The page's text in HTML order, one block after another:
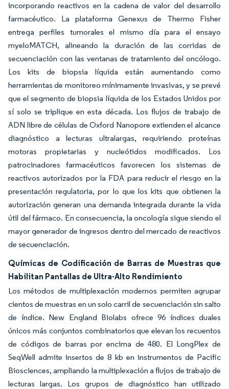
incorporando reactivos en la cadena de valor del desarrollo
farmacéutico. La plataforma Genexus de Thermo Fisher
entrega perfiles tumorales el mismo día para el ensayo
myeloMATCH, alineando la duración de las corridas de
secuenciación con las ventanas de tratamiento del oncólogo.
Los kits de biopsia líquida están aumentando como
herramientas de monitoreo mínimamente invasivas, y se prevé
que el segmento de biopsia líquida de los Estados Unidos por
sí solo se triplique en esta década. Los flujos de trabajo de
ADN libre de células de Oxford Nanopore extienden el alcance
diagnóstico a lecturas ultralargas, requiriendo proteínas
motoras propietarias y nucleótidos modificados. Los
patrocinadores farmacéuticos favorecen los sistemas de
reactivos autorizados por la FDA para reducir el riesgo en la
presentación regulatoria, por lo que los kits que obtienen la
autorización generan una demanda integrada durante la vida
útil del fármaco. En consecuencia, la oncología sigue siendo el
mayor generador de ingresos dentro del mercado de reactivos
de secuenciación.
Químicas de Codificación de Barras de Muestras que
Habilitan Pantallas de Ultra-Alto Rendimiento
Los métodos de multiplexación modernos permiten agrupar
cientos de muestras en un solo carril de secuenciación sin salto
de índice. New England Biolabs ofrece 96 índices duales
únicos más conjuntos combinatorios que elevan los recuentos
de códigos de barras por encima de 480. El LongPlex de
SeqWell admite insertos de 8 kb en instrumentos de Pacific
Biosciences, ampliando la multiplexación a flujos de trabajo de
lecturas largas. Los grupos de diagnóstico han utilizado